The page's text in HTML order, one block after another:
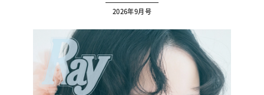
2026年9月号